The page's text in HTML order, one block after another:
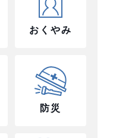
おくやみ
防災